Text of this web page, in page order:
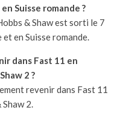
Suisse romande ?
& Shaw est sorti le 7
en Suisse romande.
dans Fast 11 en
2 ?
revenir dans Fast 11
2.